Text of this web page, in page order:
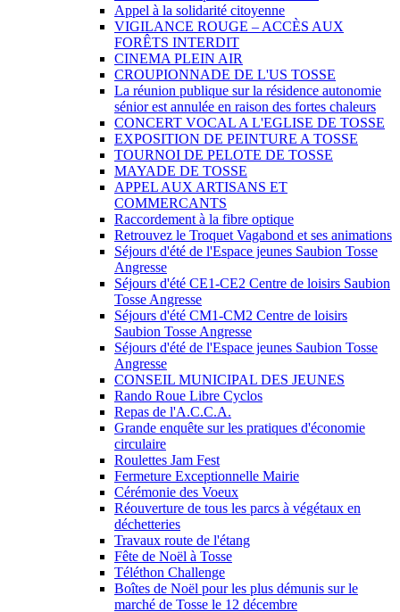
Appel à la solidarité citoyenne
VIGILANCE ROUGE – ACCÈS AUX
FORÊTS INTERDIT
CINEMA PLEIN AIR
CROUPIONNADE DE L'US TOSSE
La réunion publique sur la résidence autonomie
sénior est annulée en raison des fortes chaleurs
CONCERT VOCAL A L'EGLISE DE TOSSE
EXPOSITION DE PEINTURE A TOSSE
TOURNOI DE PELOTE DE TOSSE
MAYADE DE TOSSE
APPEL AUX ARTISANS ET
COMMERCANTS
Raccordement à la fibre optique
Retrouvez le Troquet Vagabond et ses animations
Séjours d'été de l'Espace jeunes Saubion Tosse
Angresse
Séjours d'été CE1-CE2 Centre de loisirs Saubion
Tosse Angresse
Séjours d'été CM1-CM2 Centre de loisirs
Saubion Tosse Angresse
Séjours d'été de l'Espace jeunes Saubion Tosse
Angresse
CONSEIL MUNICIPAL DES JEUNES
Rando Roue Libre Cyclos
Repas de l'A.C.C.A.
Grande enquête sur les pratiques d'économie
circulaire
Roulettes Jam Fest
Fermeture Exceptionnelle Mairie
Cérémonie des Voeux
Réouverture de tous les parcs à végétaux en
déchetteries
Travaux route de l'étang
Fête de Noël à Tosse
Téléthon Challenge
Boîtes de Noël pour les plus démunis sur le
marché de Tosse le 12 décembre